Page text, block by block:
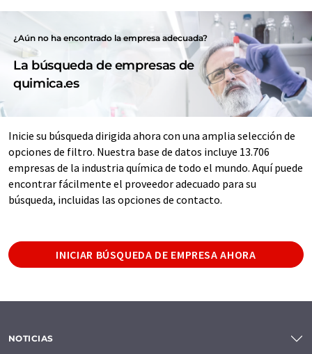
¿Aún no ha encontrado la empresa adecuada?
La búsqueda de empresas de
quimica.es
Inicie su búsqueda dirigida ahora con una amplia selección de
opciones de filtro. Nuestra base de datos incluye 13.706
empresas de la industria química de todo el mundo. Aquí puede
encontrar fácilmente el proveedor adecuado para su
búsqueda, incluidas las opciones de contacto.
INICIAR BÚSQUEDA DE EMPRESA AHORA
NOTICIAS